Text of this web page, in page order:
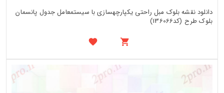
دانلود نقشه بلوک مبل راحتی یکپارچهسازی با سیستمعامل جدول پانسمان
بلوک طرح (کد136066)